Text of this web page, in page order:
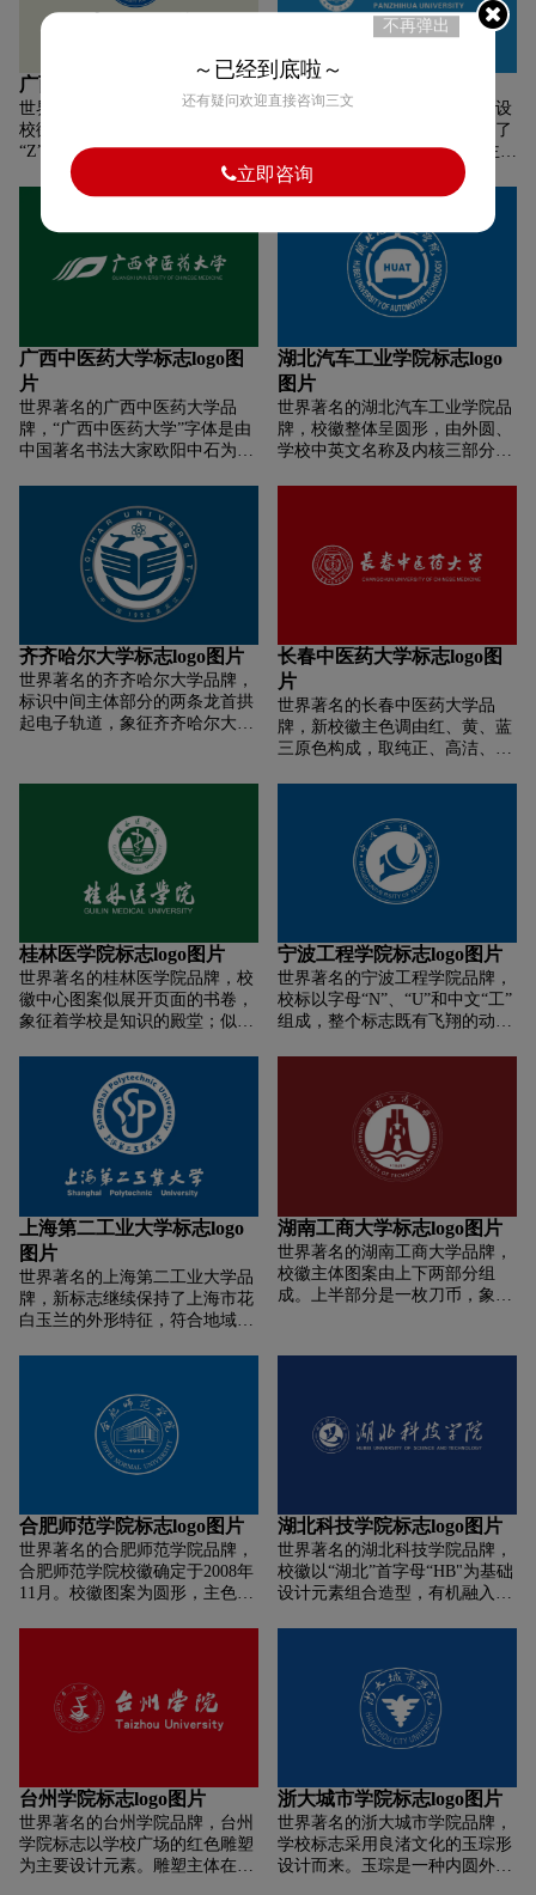
的凤凰和涌动的河流，寓意学校
建于黄河之滨、事业蒸蒸日上；
邃、博大、专业、希望、自信，
彰显了学校奋发进取、锐意创新
的时代精神；1984为建校时间。
广西民族大学标志logo图片
世界著名的广西民族大学品牌，
校徽使用字母“M”(代表“民”)和
“Z”(代表“族”)构成升腾的火焰，
红、蓝、绿三层火焰分别象征广
西民族大学“民族性、区域性、
国际性”的办学特色，下方有
“1952”字样，代表学校建校时
间。三条“Z”形火焰与“1952”结
合起来，象征着广西民族大学
后，众志成城，追求不止，推动
广西民族大学的办学事业欣欣向
荣，蒸蒸日上。浅绿的底色，象
征绿色校园、和谐校园、平安校
园。外环上方“广西民族大学”是
郭沫若先生的手迹，下方是“广
攀枝花学院标志logo图片
世界著名的攀枝花学院品牌，设
计整体色彩以绿色烘托，代表了
蒸蒸日上的强大生命力;中心主体
图案是一支有力的大手，寓意
“支持、援助、服务、关爱”，体
现了人类社会的共同愿望，更是
医学工作的最终目的，同时，他
也隐含了一只和平鸽，既象征了
全人类的共同愿望，也喻示医学
校校莘莘学子发奋努力，积极向
广西中医药大学标志logo图
片
世界著名的广西中医药大学品
牌，“广西中医药大学”字体是由
中国著名书法大家欧阳中石为我
文“脉搏”(Pulse)的首字母。三个
艺术变形的“P” 构成了一个中医
切脉的手形。脉诊是中医诊疗方
法的一个象征。而三个“P”则很
好地寓意着:牢牢把握住时代发展
的脉搏，把握住中医药事业发展
的脉搏，把握住广西中医药大学
发展的脉搏;图案又如一面面鲜艳
的红旗，迎风飘扬，指引着广西
中医药大学前进的方向。图案和
文字为黄色，背景为红色。红属
湖北汽车工业学院标志logo
图片
世界著名的湖北汽车工业学院品
牌，校徽整体呈圆形，由外圆、
学校中英文名称及内核三部分构
齐齐哈尔大学标志logo图片
世界著名的齐齐哈尔大学品牌，
标识中间主体部分的两条龙首拱
起电子轨道，象征齐齐哈尔大学
飞，托起高水平大学。标识中间
书本又似飞翔的翅膀，意寓齐齐
哈尔大学这条巨龙在知识的海洋
里劈波斩浪，沿着科学的航道，
飞速发展，齐大学子学有所成，
展翅高飞。标志整体造型饱满、
长春中医药大学标志logo图
片
世界著名的长春中医药大学品
牌，新校徽主色调由红、黄、蓝
三原色构成，取纯正、高洁、辉
满和师生员工团结；由“吉林”的
汉语拼音字头组成的“天鹅”图
案，表示地域、省份；“橄榄
枝”、“盾牌”表示平安祥和之意，
护佑健康、生命的使命；“蛇杖”
为世界卫生组织标识中的元素，
寓意卫生行业，表示学校专业性
质和人才培养方向；“1958”为建
校时间。
桂林医学院标志logo图片
世界著名的桂林医学院品牌，校
徽中心图案似展开页面的书卷，
象征着学校是知识的殿堂；似展
叶，象征着学校在改革开放中发
展壮大。多条抽象色带象征着学
校是一所农、工、教育、管、
文、理、经、法、艺术等多种学
科协调发展的多科性院校。
宁波工程学院标志logo图片
世界著名的宁波工程学院品牌，
校标以字母“N”、“U”和中文“工”
组成，整个标志既有飞翔的动
清晰可见中文的“工”字，表现了
宁波工程学院的名称与学院以工
科为主的办学特色。渐变式蓝色
背景代表不断创新的专业学科结
方区域经济及社会发展奉献美好
未来！标志左半边凸现“人”的图
形，表达宁波工程学院以人为
本，推进教育教学改革，不断为
社会培养敢于进取、勇于开拓的
一只时代的雄鹰！象征着新生的
工程学院正以昂扬的姿态，朝着
谨，色调和谐，充满朝气与活
力，象征学院敢于搏击时代风浪
的开阔胸怀和非凡胆魄，与时俱
进，不断跨越辉煌的未来！
上海第二工业大学标志logo
图片
世界著名的上海第二工业大学品
牌，新标志继续保持了上海市花
白玉兰的外形特征，符合地域特
湖南工商大学标志logo图片
世界著名的湖南工商大学品牌，
校徽主体图案由上下两部分组
成。上半部分是一枚刀币，象征
征工科与商科相互支撑、融合发
开的翅膀，象征学校培养人才、
科学研究、服务社会和传承文化
器之含义。整个图案构图紧凑又
富于张力、简洁明了又意蕴丰
富，有展翅欲飞、蒸蒸日上之活
力。
合肥师范学院标志logo图片
世界著名的合肥师范学院品牌，
合肥师范学院校徽确定于2008年
11月。校徽图案为圆形，主色调
建筑锦绣校区图书馆，采取抽象
构图，图案横画象征堆积的书
校时间1955年。
湖北科技学院标志logo图片
世界著名的湖北科技学院品牌，
校徽以“湖北”首字母“HB"为基础
设计元素组合造型，有机融入昂
突出湖北科技学院具有时代感的
品牌形象。
台州学院标志logo图片
世界著名的台州学院品牌，台州
学院标志以学校广场的红色雕塑
为主要设计元素。雕塑主体在视
浙大城市学院标志logo图片
世界著名的浙大城市学院品牌，
学校标志采用良渚文化的玉琮形
设计而来。玉琮是一种内圆外方
不再弹出
～已经到底啦～
还有疑问欢迎直接咨询三文
立即咨询